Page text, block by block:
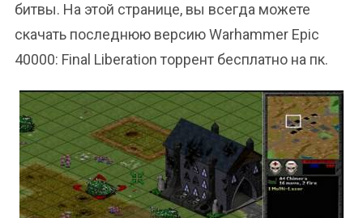
битвы. На этой странице, вы всегда можете
скачать последнюю версию Warhammer Epic
40000: Final Liberation торрент бесплатно на пк.